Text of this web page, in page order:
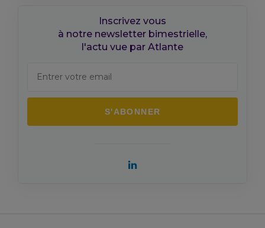
Inscrivez vous
à notre newsletter bimestrielle,
l'actu vue par Atlante